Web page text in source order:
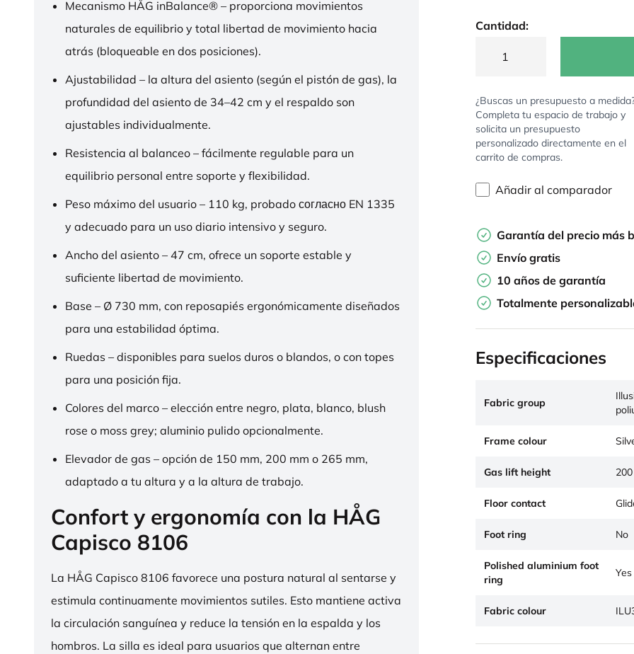
Mecanismo HÅG inBalance® – proporciona movimientos
naturales de equilibrio y total libertad de movimiento hacia
atrás (bloqueable en dos posiciones).
Ajustabilidad – la altura del asiento (según el pistón de gas), la
profundidad del asiento de 34–42 cm y el respaldo son
ajustables individualmente.
Resistencia al balanceo – fácilmente regulable para un
equilibrio personal entre soporte y flexibilidad.
Peso máximo del usuario – 110 kg, probado согласно EN 1335
y adecuado para un uso diario intensivo y seguro.
Ancho del asiento – 47 cm, ofrece un soporte estable y
suficiente libertad de movimiento.
Base – Ø 730 mm, con reposapiés ergonómicamente diseñados
para una estabilidad óptima.
Ruedas – disponibles para suelos duros o blandos, o con topes
para una posición fija.
Colores del marco – elección entre negro, plata, blanco, blush
rose o moss grey; aluminio pulido opcionalmente.
Elevador de gas – opción de 150 mm, 200 mm o 265 mm,
adaptado a tu altura y a la altura de trabajo.
Confort y ergonomía con la HÅG
Capisco 8106
La HÅG Capisco 8106 favorece una postura natural al sentarse y
estimula continuamente movimientos sutiles. Esto mantiene activa
la circulación sanguínea y reduce la tensión en la espalda y los
hombros. La silla es ideal para usuarios que alternan entre
Cantidad:
¿Buscas un presupuesto a
Completa tu espacio de trabajo y
solicita un presupuesto
personalizado directamente en el
carrito de compras.
Añadir al comparador
Garantía del precio más
Envío gratis
10 años de garantía
Totalmente
Especificaciones
Fabric group
Frame colour
Gas lift height
Floor contact
Foot ring No
Polished aluminium foot
ring
Yes
Fabric colour